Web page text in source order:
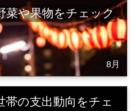
菜や果物をチェック
8月
帯の支出動向をチェ